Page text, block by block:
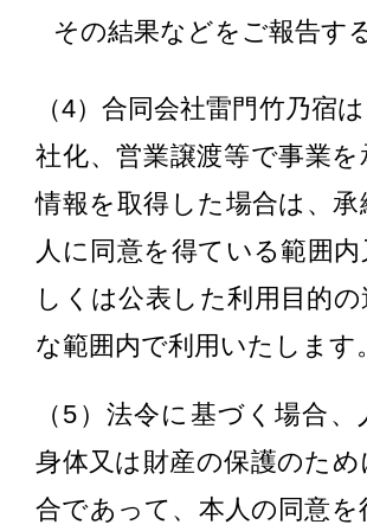
その結果などをご報告す
（4）合同会社雷門竹乃宿
社化、営業譲渡等で事業を
情報を取得した場合は、
人に同意を得ている範囲
しくは公表した利用目的
な範囲内で利用いたします。
（5）法令に基づく場合、
身体又は財産の保護のた
合であって、本人の同意